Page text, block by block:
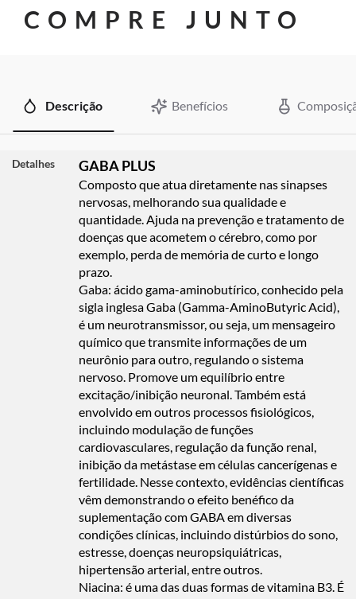
COMPRE JUNTO
Descrição Benefícios
Detalhes GABA PLUS
Composto que atua diretamente nas sinapses
nervosas, melhorando sua qualidade e
quantidade. Ajuda na prevenção e tratamento de
doenças que acometem o cérebro, como por
exemplo, perda de memória de curto e longo
prazo.
Gaba: ácido gama-aminobutírico, conhecido pela
sigla inglesa Gaba (Gamma-AminoButyric Acid),
é um neurotransmissor, ou seja, um mensageiro
químico que transmite informações de um
neurônio para outro, regulando o sistema
nervoso. Promove um equilíbrio entre
excitação/inibição neuronal. Também está
envolvido em outros processos fisiológicos,
incluindo modulação de funções
cardiovasculares, regulação da função renal,
inibição da metástase em células cancerígenas e
fertilidade. Nesse contexto, evidências científicas
vêm demonstrando o efeito benéfico da
suplementação com GABA em diversas
condições clínicas, incluindo distúrbios do sono,
estresse, doenças neuropsiquiátricas,
hipertensão arterial, entre outros.
Niacina: é uma das duas formas de vitamina B3. É